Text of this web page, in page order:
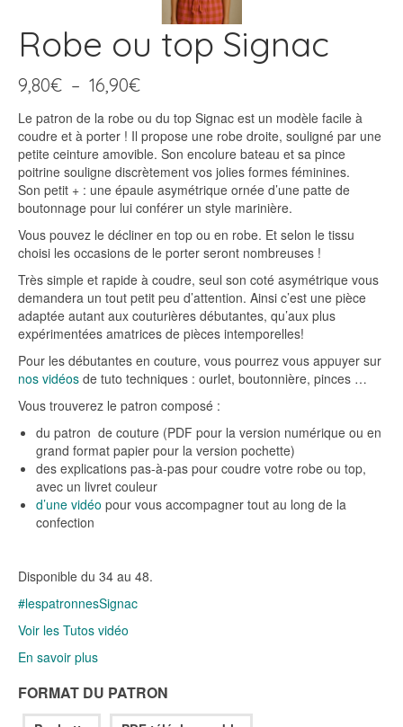
Robe ou top Signac
9,80€ – 16,90€Plage
prix :
9,80€
à
16,90€
Le patron de la robe ou du top Signac est un modèle facile à
coudre et à porter ! Il propose une robe droite, souligné par une
petite ceinture amovible. Son encolure bateau et sa pince
poitrine souligne discrètement vos jolies formes féminines.
Son petit + : une épaule asymétrique ornée d’une patte de
boutonnage pour lui conférer un style marinière.
Vous pouvez le décliner en top ou en robe. Et selon le tissu
choisi les occasions de le porter seront nombreuses !
Très simple et rapide à coudre, seul son coté asymétrique vous
demandera un tout petit peu d’attention. Ainsi c’est une pièce
adaptée autant aux couturières débutantes, qu’aux plus
expérimentées amatrices de pièces intemporelles!
Pour les débutantes en couture, vous pourrez vous appuyer sur
nos vidéos de tuto techniques : ourlet, boutonnière, pinces …
Vous trouverez le patron composé :
du patron de couture (PDF pour la version numérique ou en
grand format papier pour la version pochette)
des explications pas-à-pas pour coudre votre robe ou top,
avec un livret couleur
d’une vidéo pour vous accompagner tout au long de la
confection
Disponible du 34 au 48.
#lespatronnesSignac
Voir les Tutos vidéo
En savoir plus
FORMAT DU PATRON